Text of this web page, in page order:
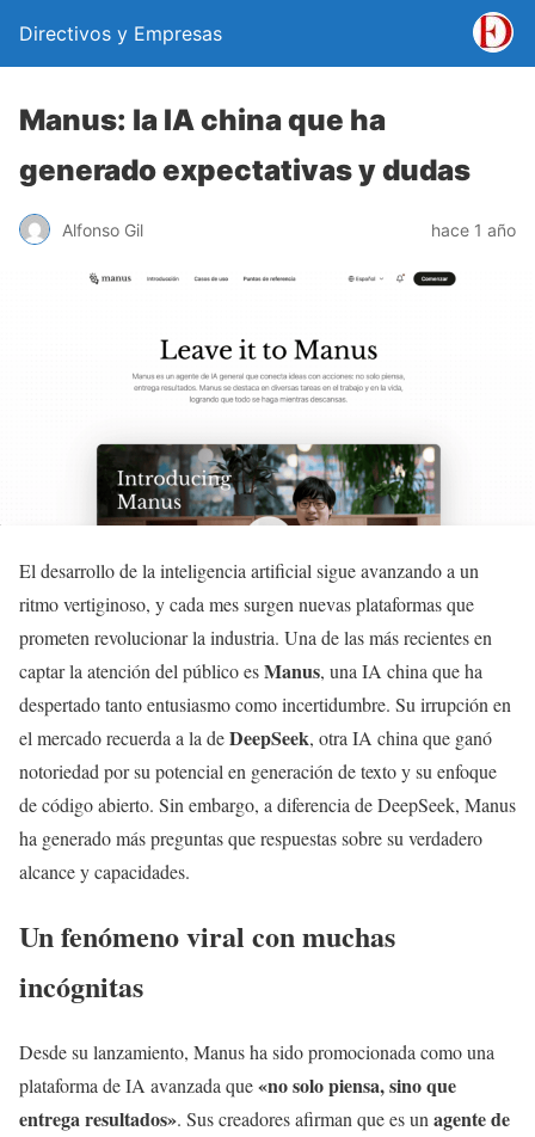
Directivos y Empresas
Manus: la IA china que ha
generado expectativas y dudas
Alfonso Gil hace 1 año
El desarrollo de la inteligencia artificial sigue avanzando a un
ritmo vertiginoso, y cada mes surgen nuevas plataformas que
prometen revolucionar la industria. Una de las más recientes en
captar la atención del público esManus, una IA china que ha
despertado tanto entusiasmo como incertidumbre. Su irrupción en
el mercado recuerda a la deDeepSeek, otra IA china que ganó
notoriedad por su potencial en generación de texto y su enfoque
de código abierto. Sin embargo, a diferencia de DeepSeek, Manus
ha generado más preguntas que respuestas sobre su verdadero
alcance y capacidades.
Un fenómeno viral con muchas
incógnitas
Desde su lanzamiento, Manus ha sido promocionada como una
plataforma de IA avanzada que«no solo piensa, sino que
entrega resultados». Sus creadores afirman que es unagente de